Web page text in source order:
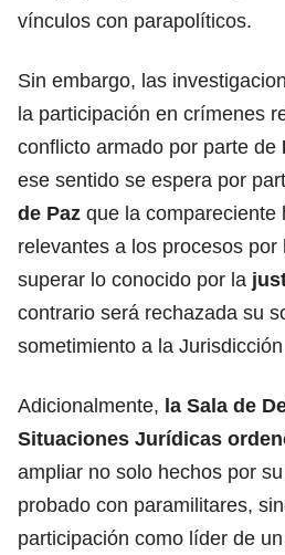
vínculos con parapolíticos.
Sin embargo, las
la participación en crímenes
conflicto armado por parte de
ese sentido se espera por
de Paz que la compareciente
relevantes a los procesos
superar lo conocido por la
contrario será rechazada su
sometimiento a la
Adicionalmente, la Sala de
Situaciones Jurídicas
ampliar no solo hechos por
probado con paramilitares,
participación como líder de